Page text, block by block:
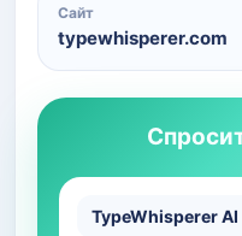
Сайт
typewhisperer.com
TypeWhisperer AI